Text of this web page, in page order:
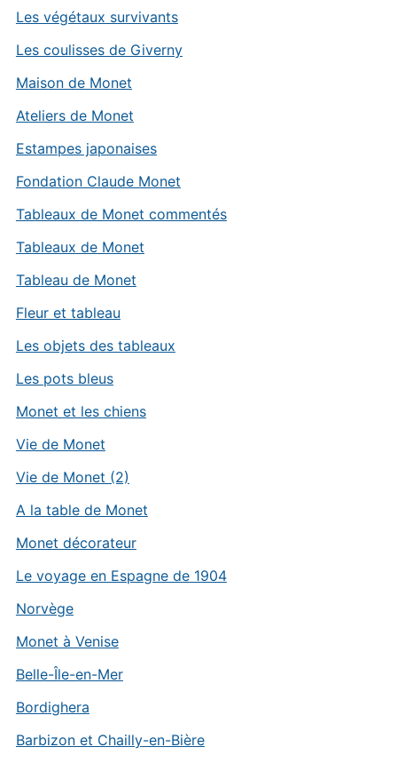
Les végétaux survivants
Les coulisses de Giverny
Maison de Monet
Ateliers de Monet
Estampes japonaises
Fondation Claude Monet
Tableaux de Monet commentés
Tableaux de Monet
Tableau de Monet
Fleur et tableau
Les objets des tableaux
Les pots bleus
Monet et les chiens
Vie de Monet
Vie de Monet (2)
A la table de Monet
Monet décorateur
Le voyage en Espagne de 1904
Norvège
Monet à Venise
Belle-Île-en-Mer
Bordighera
Barbizon et Chailly-en-Bière